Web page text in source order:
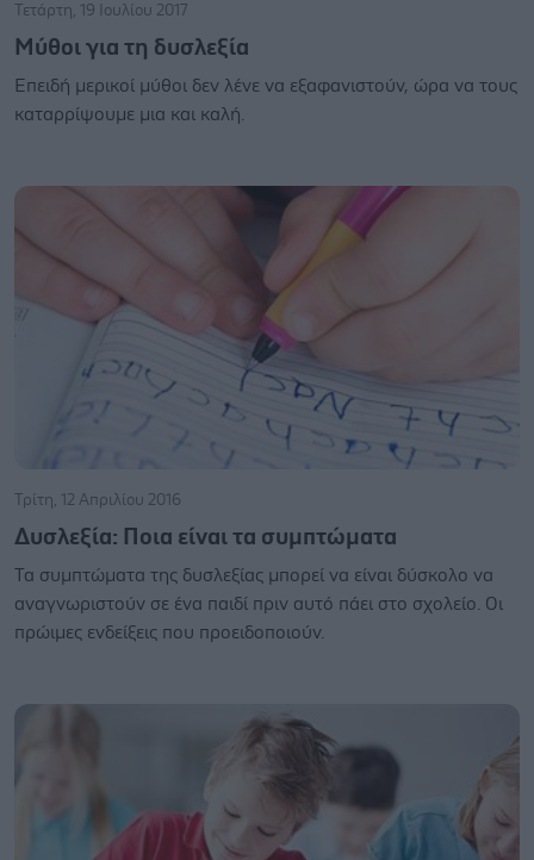
Τετάρτη, 19 Ιουλίου 2017
Μύθοι για τη δυσλεξία
Επειδή μερικοί μύθοι δεν λένε να εξαφανιστούν, ώρα να τους
καταρρίψουμε μια και καλή.
Τρίτη, 12 Απριλίου 2016
Δυσλεξία: Ποια είναι τα συμπτώματα
Τα συμπτώματα της δυσλεξίας μπορεί να είναι δύσκολο να
αναγνωριστούν σε ένα παιδί πριν αυτό πάει στο σχολείο. Οι
πρώιμες ενδείξεις που προειδοποιούν.